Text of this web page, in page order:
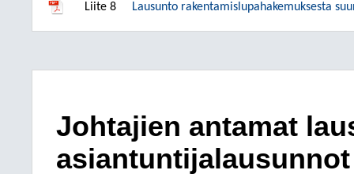
Liite 8 Lausunto rakentamislupahakemuksesta
Johtajien antamat
asiantuntijalausunnot